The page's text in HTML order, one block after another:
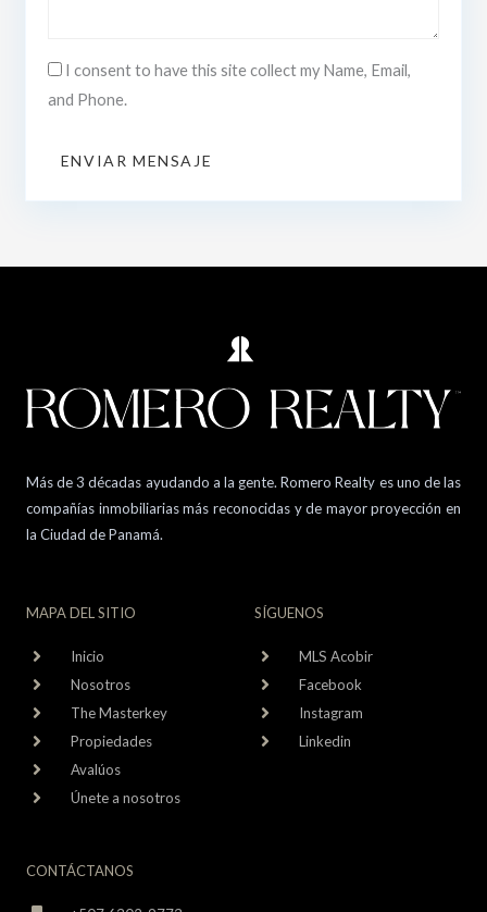
I consent to have this site collect my Name, Email,
and Phone.
ENVIAR MENSAJE
Más de 3 décadas ayudando a la gente. Romero Realty es uno de las
compañías inmobiliarias más reconocidas y de mayor proyección en
la Ciudad de Panamá.
MAPA DEL SITIO
Inicio
Nosotros
The Masterkey
Propiedades
Avalúos
Únete a nosotros
SÍGUENOS
MLS Acobir
Facebook
Instagram
Linkedin
CONTÁCTANOS